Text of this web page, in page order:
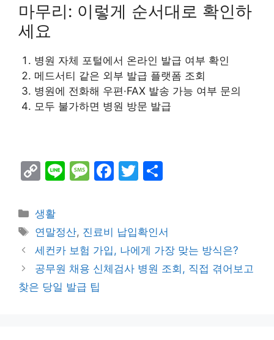
마무리: 이렇게 순서대로 확인하
세요
병원 자체 포털에서 온라인 발급 여부 확인
메드서티 같은 외부 발급 플랫폼 조회
병원에 전화해 우편·FAX 발송 가능 여부 문의
모두 불가하면 병원 방문 발급
C
p
y
Li
n
k
Li M
s
a
g
e
F
e
b
o
T
er e
Categories
생활
Tags
연말정산, 진료비 납입확인서
세컨카 보험 가입, 나에게 가장 맞는 방식은?
공무원 채용 신체검사 병원 조회, 직접 겪어보고
찾은 당일 발급 팁